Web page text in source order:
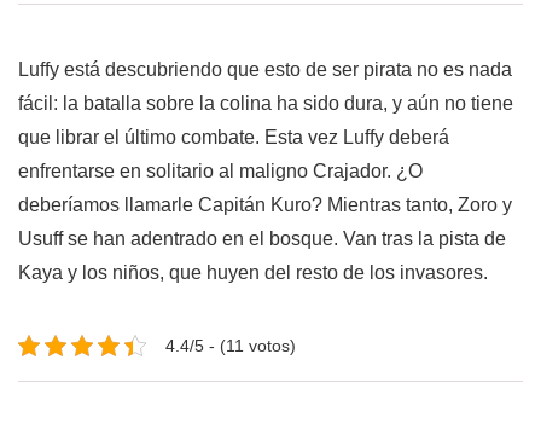
Luffy está descubriendo que esto de ser pirata no es nada
fácil: la batalla sobre la colina ha sido dura, y aún no tiene
que librar el último combate. Esta vez Luffy deberá
enfrentarse en solitario al maligno Crajador. ¿O
deberíamos llamarle Capitán Kuro? Mientras tanto, Zoro y
Usuff se han adentrado en el bosque. Van tras la pista de
Kaya y los niños, que huyen del resto de los invasores.
4.4/5 - (11 votos)